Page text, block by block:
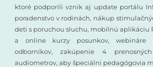
ktoré podporili vznik aj update portálu
poradenstvo v rodinách, nákup
deti s poruchou sluchu, mobilnú aplikáciu
a online kurzy posunkov, webináre
odborníkov, zakúpenie 4
audiometrov, aby špeciálni pedagógovia